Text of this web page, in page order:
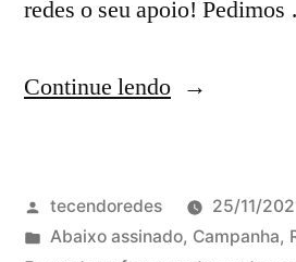
redes o seu apoio!
Continue lendo“Manifesto
fome
e
Publicado
por
tecendoredes
25/11/
Publicado
Abaixo assinado, Campanha,